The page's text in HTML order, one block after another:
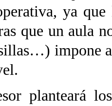
ya
que un aula
impone
planteará los